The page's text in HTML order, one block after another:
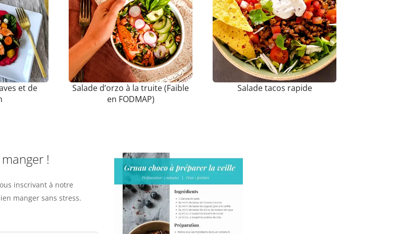
et de
Salade d’orzo à la truite (Faible
en FODMAP)
Salade tacos rapide
!
inscrivant à notre
manger sans stress.